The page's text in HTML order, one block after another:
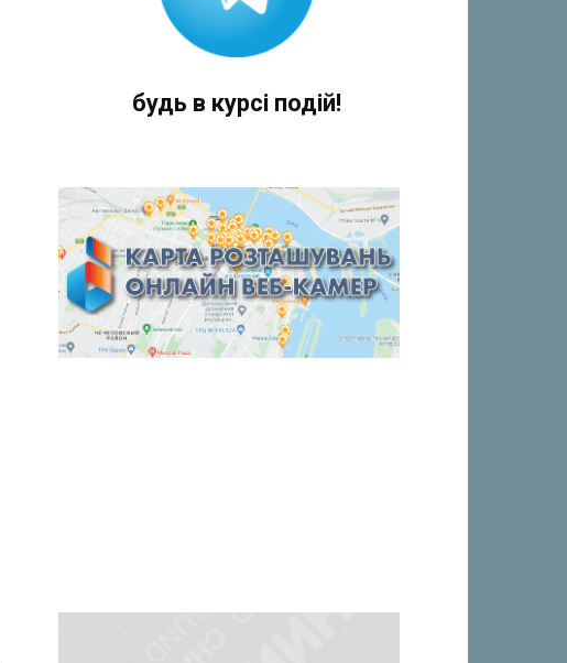
будь в курсі подій!